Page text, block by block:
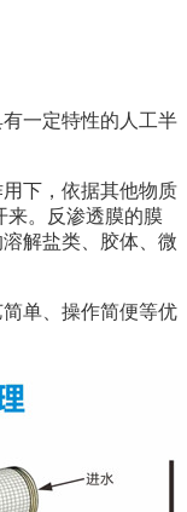
一定特性的人工半
下，依据其他物质
来。反渗透膜的膜
解盐类、胶体、微
单、操作简便等优